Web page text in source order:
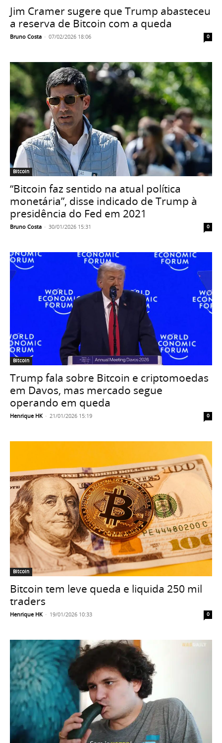
Jim Cramer sugere que Trump abasteceu
a reserva de Bitcoin com a queda
Bruno Costa - 07/02/2026 18:06 0
Bitcoin
“Bitcoin faz sentido na atual política
monetária”, disse indicado de Trump à
presidência do Fed em 2021
Bruno Costa - 30/01/2026 15:31 0
Bitcoin
Trump fala sobre Bitcoin e criptomoedas
em Davos, mas mercado segue
operando em queda
Henrique HK - 21/01/2026 15:19 0
Bitcoin
Bitcoin tem leve queda e liquida 250 mil
traders
Henrique HK - 19/01/2026 10:33 0